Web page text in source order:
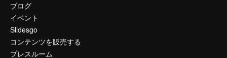
ブログ
イベント
Slidesgo
コンテンツを販売する
プレスルーム